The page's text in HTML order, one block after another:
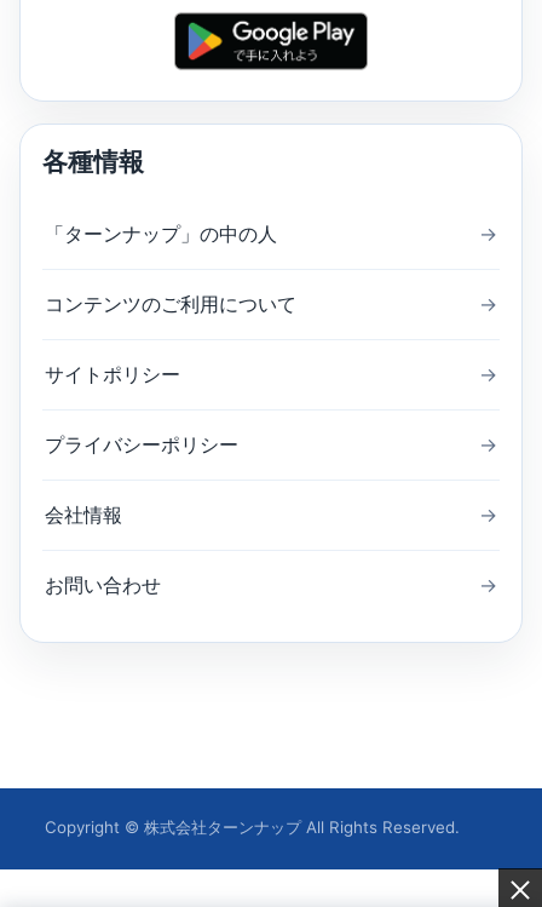
各種情報
「ターンナップ」の中の人 →
コンテンツのご利用について →
サイトポリシー →
プライバシーポリシー →
会社情報 →
お問い合わせ →
Copyright © 株式会社ターンナップ All Rights Reserved.